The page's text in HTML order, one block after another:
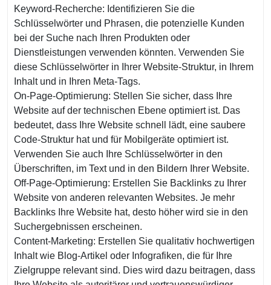
Keyword-Recherche: Identifizieren Sie die
Schlüsselwörter und Phrasen, die potenzielle Kunden
bei der Suche nach Ihren Produkten oder
Dienstleistungen verwenden könnten. Verwenden Sie
diese Schlüsselwörter in Ihrer Website-Struktur, in Ihrem
Inhalt und in Ihren Meta-Tags.
On-Page-Optimierung: Stellen Sie sicher, dass Ihre
Website auf der technischen Ebene optimiert ist. Das
bedeutet, dass Ihre Website schnell lädt, eine saubere
Code-Struktur hat und für Mobilgeräte optimiert ist.
Verwenden Sie auch Ihre Schlüsselwörter in den
Überschriften, im Text und in den Bildern Ihrer Website.
Off-Page-Optimierung: Erstellen Sie Backlinks zu Ihrer
Website von anderen relevanten Websites. Je mehr
Backlinks Ihre Website hat, desto höher wird sie in den
Suchergebnissen erscheinen.
Content-Marketing: Erstellen Sie qualitativ hochwertigen
Inhalt wie Blog-Artikel oder Infografiken, die für Ihre
Zielgruppe relevant sind. Dies wird dazu beitragen, dass